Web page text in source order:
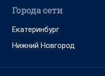
Города сети
Екатеринбург
Нижний Новгород